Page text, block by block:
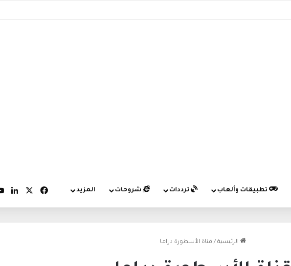
تطبيقات وألعاب ترددات شروحات المزيد فيسبوك
الرئيسية / قناة الأسطورة دراما